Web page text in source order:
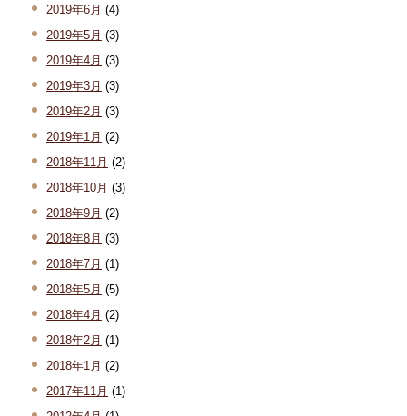
2019年6月 (4)
2019年5月 (3)
2019年4月 (3)
2019年3月 (3)
2019年2月 (3)
2019年1月 (2)
2018年11月 (2)
2018年10月 (3)
2018年9月 (2)
2018年8月 (3)
2018年7月 (1)
2018年5月 (5)
2018年4月 (2)
2018年2月 (1)
2018年1月 (2)
2017年11月 (1)